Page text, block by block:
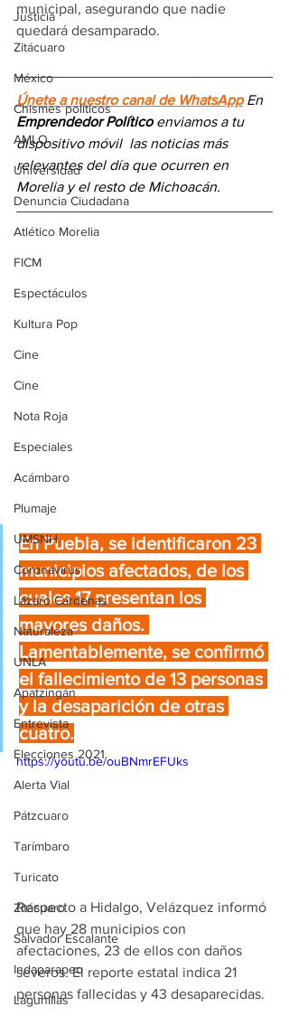
Justicia
Zitácuaro
México
Chismes políticos
AMLO
Universidad
Denuncia Ciudadana
Atlético Morelia
FICM
Espectáculos
Kultura Pop
Cine
Cine
Nota Roja
Especiales
Acámbaro
Plumaje
UMSNH
Coronavirus
Lázaro Cárdenas
Naturaleza
UNLA
Apatzingán
Entrevista
Elecciones 2021
Alerta Vial
Pátzcuaro
Tarímbaro
Turicato
Zitácuaro
Salvador Escalante
Indaparapeo
Lagunillas
municipal, asegurando que nadie
quedará desamparado.
Únete a nuestro canal de WhatsApp En
Emprendedor Político enviamos a tu
dispositivo móvil las noticias más
relevantes del día que ocurren en
Morelia y el resto de Michoacán.
En Puebla, se identificaron 23
municipios afectados, de los
cuales 17 presentan los
mayores daños.
Lamentablemente, se confirmó
el fallecimiento de 13 personas
y la desaparición de otras
cuatro.
https://youtu.be/ouBNmrEFUks
Respecto a Hidalgo, Velázquez informó
que hay 28 municipios con
afectaciones, 23 de ellos con daños
severos. El reporte estatal indica 21
personas fallecidas y 43 desaparecidas.